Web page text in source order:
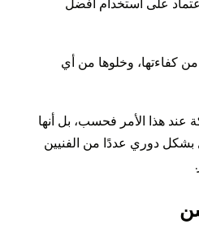
على استخدام أفضل
كفاءتها، وخلوها من أي
عند هذا الأمر فحسب، بل أنها
دوري عددًا من الفنيين